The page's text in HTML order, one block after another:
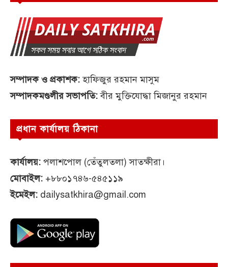
সম্পাদক ও প্রকাশক:হাফিজুর রহমান মাসুম
সম্পাদকমণ্ডলীর সভাপতি:বীর মুক্তিযোদ্ধা মিজানুর রহমান
প্রধান কার্যালয় ঠিকানা
কার্যালয়: পলাশপোল (তেঁতুলতলা) সাতক্ষীরা।
মোবাইল: +৮৮০১৭৪৬-৫৪৫১১৯
ইমেইল: dailysatkhira@gmail.com